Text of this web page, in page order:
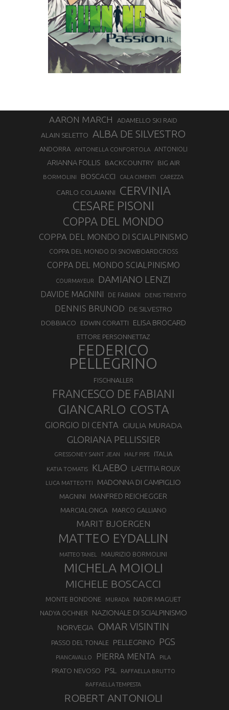
AARON MARCH ADAMELLO SKI RAID
ALAIN SELETTO ALBA DE SILVESTRO
ANDORRA ANTONELLA CONFORTOLA ANTONIOLI
ARIANNA FOLLIS BACKCOUNTRY BIG AIR
BORMOLINI BOSCACCI CALA CIMENTI CAREZZA
CARLO COLAIANNI CERVINIA
CESARE PISONI
COPPA DEL MONDO
COPPA DEL MONDO DI SCIALPINISMO
COPPA DEL MONDO DI SNOWBOARDCROSS
COPPA DEL MONDO SCIALPINISMO
COURMAYEUR DAMIANO LENZI
DAVIDE MAGNINI DE FABIANI DENIS TRENTO
DENNIS BRUNOD DE SILVESTRO
DOBBIACO EDWIN CORATTI ELISA BROCARD
ETTORE PERSONNETTAZ
FEDERICO
PELLEGRINO
FISCHNALLER
FRANCESCO DE FABIANI
GIANCARLO COSTA
GIORGIO DI CENTA GIULIA MURADA
GLORIANA PELLISSIER
GRESSONEY SAINT JEAN HALF PIPE ITALIA
KATIA TOMATIS KLAEBO LAETITIA ROUX
LUCA MATTEOTTI MADONNA DI CAMPIGLIO
MAGNINI MANFRED REICHEGGER
MARCIALONGA MARCO GALLIANO
MARIT BJOERGEN
MATTEO EYDALLIN
MATTEO TANEL MAURIZIO BORMOLINI
MICHELA MOIOLI
MICHELE BOSCACCI
MONTE BONDONE MURADA NADIR MAGUET
NADYA OCHNER
NAZIONALE DI SCIALPINISMO
NORVEGIA
OMAR VISINTIN
PASSO DEL TONALE PELLEGRINO PGS
PIANCAVALLO PIERRA MENTA PILA
PRATO NEVOSO PSL RAFFAELLA BRUTTO
RAFFAELLA TEMPESTA
ROBERT ANTONIOLI